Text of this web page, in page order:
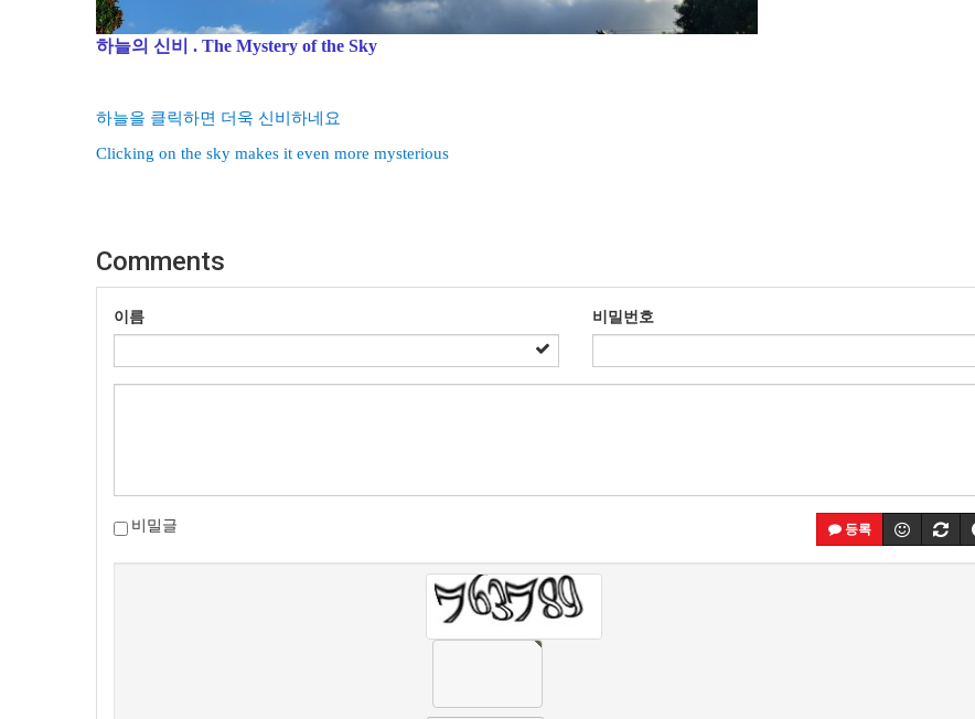
하늘의 신비 . The Mystery of the Sky
하늘을 클릭하면 더욱 신비하네요
Clicking on the sky makes it even more mysterious
Comments
이름 비밀번호
등록
비밀글